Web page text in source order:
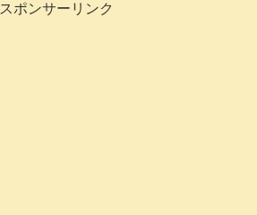
スポンサーリンク